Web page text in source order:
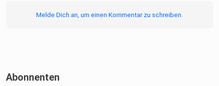
Viel Spaß mit Malte Büttner.
Melde Dich an, um einen Kommentar zu schreiben.
Abonnenten